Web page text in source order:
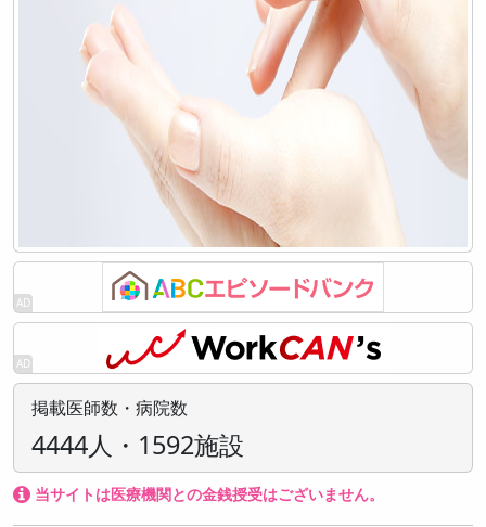
掲載医師数・病院数
4444人・1592施設
当サイトは医療機関との金銭授受はございません。